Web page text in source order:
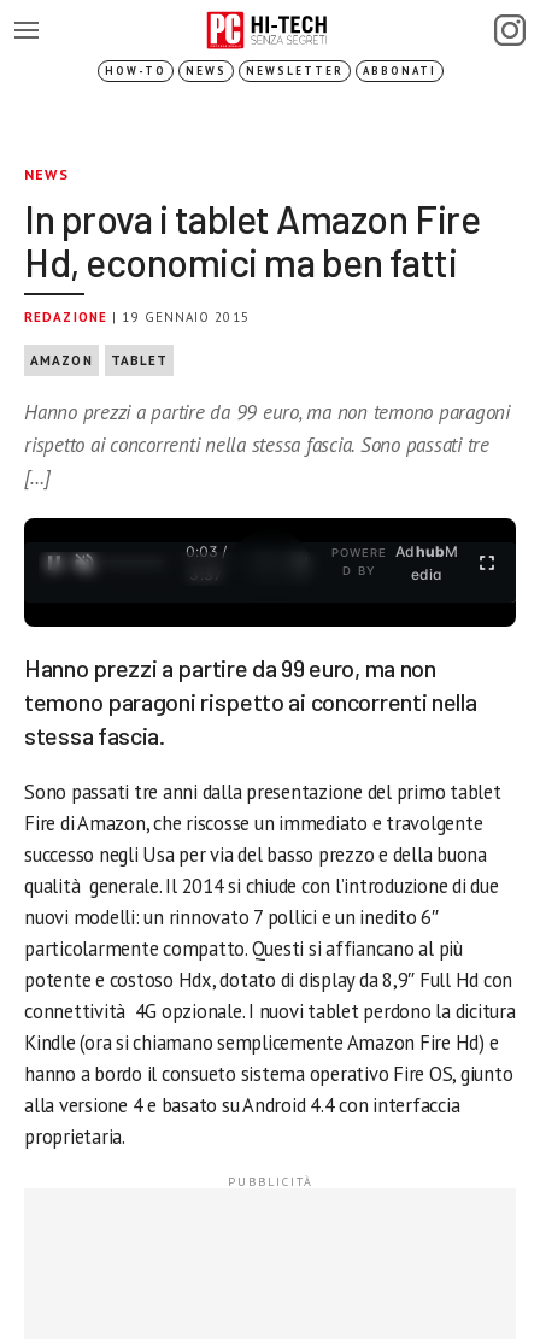
HOW-TO NEWS NEWSLETTER ABBONATI
NEWS
In prova i tablet Amazon Fire
Hd, economici ma ben fatti
REDAZIONE | 19 GENNAIO 2015
AMAZON TABLET
Hanno prezzi a partire da 99 euro, ma non temono paragoni
rispetto ai concorrenti nella stessa fascia. Sono passati tre
[…]
0:04 /
3:37
POWERE
D BY
AdhubM
edia
Hanno prezzi a partire da 99 euro, ma non
temono paragoni rispetto ai concorrenti nella
stessa fascia.
Sono passati tre anni dalla presentazione del primo tablet
Fire di Amazon, che riscosse un immediato e travolgente
successo negli Usa per via del basso prezzo e della buona
qualità generale. Il 2014 si chiude con l’introduzione di due
nuovi modelli: un rinnovato 7 pollici e un inedito 6″
particolarmente compatto. Questi si affiancano al più
potente e costoso Hdx, dotato di display da 8,9″ Full Hd con
connettività 4G opzionale. I nuovi tablet perdono la dicitura
Kindle (ora si chiamano semplicemente Amazon Fire Hd) e
hanno a bordo il consueto sistema operativo Fire OS, giunto
alla versione 4 e basato su Android 4.4 con interfaccia
proprietaria.